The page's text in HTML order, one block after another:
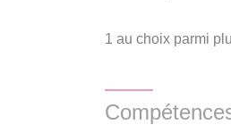
1 au choix parmi